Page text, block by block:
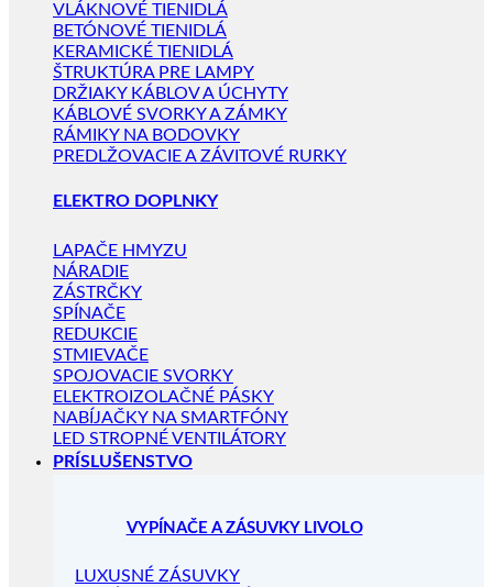
VLÁKNOVÉ TIENIDLÁ
BETÓNOVÉ TIENIDLÁ
KERAMICKÉ TIENIDLÁ
ŠTRUKTÚRA PRE LAMPY
DRŽIAKY KÁBLOV A ÚCHYTY
KÁBLOVÉ SVORKY A ZÁMKY
RÁMIKY NA BODOVKY
PREDLŽOVACIE A ZÁVITOVÉ RURKY
ELEKTRO DOPLNKY
LAPAČE HMYZU
NÁRADIE
ZÁSTRČKY
SPÍNAČE
REDUKCIE
STMIEVAČE
SPOJOVACIE SVORKY
ELEKTROIZOLAČNÉ PÁSKY
NABÍJAČKY NA SMARTFÓNY
LED STROPNÉ VENTILÁTORY
PRÍSLUŠENSTVO
VYPÍNAČE A ZÁSUVKY LIVOLO
LUXUSNÉ ZÁSUVKY